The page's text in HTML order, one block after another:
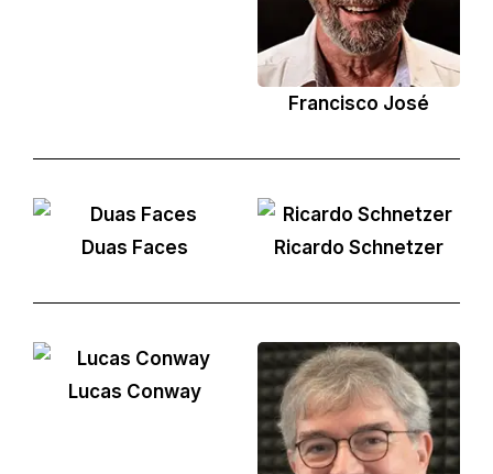
Francisco José
Duas Faces Ricardo Schnetzer
Lucas Conway